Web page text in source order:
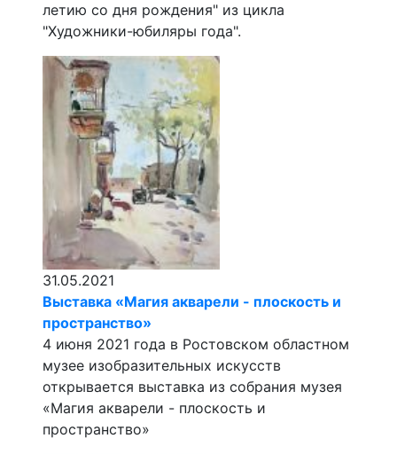
летию со дня рождения" из цикла
"Художники-юбиляры года".
31.05.2021
Выставка «Магия акварели - плоскость и
пространство»
4 июня 2021 года в Ростовском областном
музее изобразительных искусств
открывается выставка из собрания музея
«Магия акварели - плоскость и
пространство»